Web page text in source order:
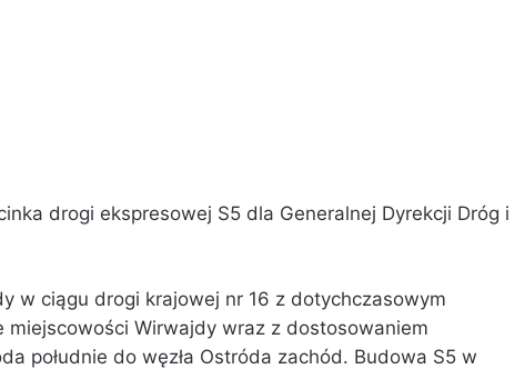
drogi ekspresowej S5 dla Generalnej Dyrekcji Dróg i
w ciągu drogi krajowej nr 16 z ‎dotychczasowym
Wirwajdy wraz z dostosowaniem
południe do węzła Ostróda zachód. Budowa S5 w